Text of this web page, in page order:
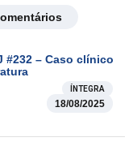
#232 – Caso clínico
ÍNTEGRA
18/08/2025